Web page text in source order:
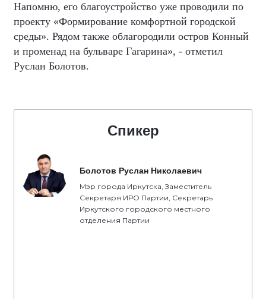
Напомню, его благоустройство уже проводили по
проекту «Формирование комфортной городской
среды». Рядом также облагородили остров Конный
и променад на бульваре Гагарина», - отметил
Руслан Болотов.
Спикер
Болотов Руслан Николаевич
Мэр города Иркутска, Заместитель
Секретаря ИРО Партии, Секретарь
Иркутского городского местного
отделения Партии